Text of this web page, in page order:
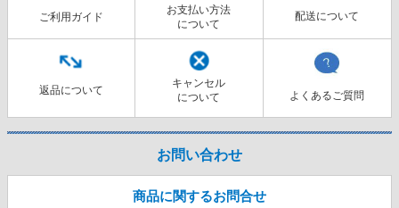
ご利用ガイド
お支払い方法
について
配送について
返品について
キャンセル
について
よくあるご質問
お問い合わせ
商品に関するお問合せ